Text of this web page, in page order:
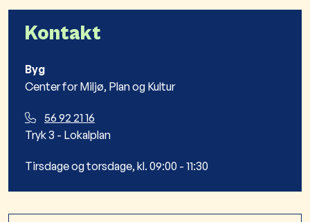
Kontakt
Byg
Center for Miljø, Plan og Kultur
56 92 21 16
Tryk 3 - Lokalplan​
Tirsdage og torsdage, kl. 09:00 - 11:30